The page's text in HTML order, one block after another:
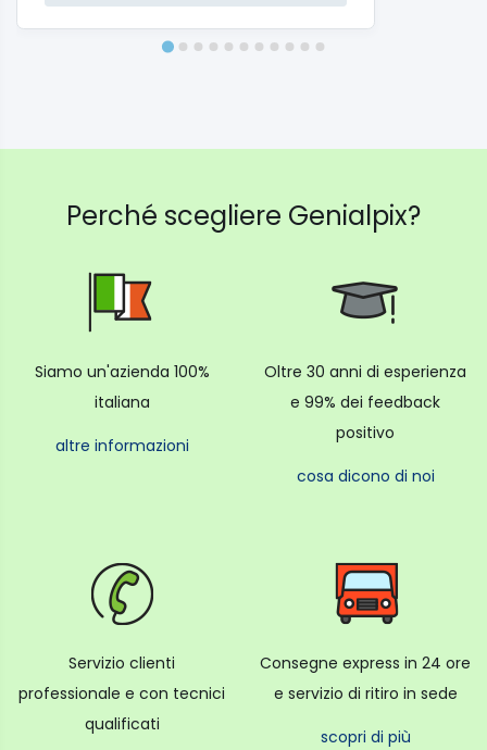
Perché scegliere Genialpix?
Siamo un'azienda 100%
italiana
altre informazioni
Oltre 30 anni di esperienza
e 99% dei feedback
positivo
cosa dicono di noi
Servizio clienti
professionale e con tecnici
qualificati
Consegne express in 24 ore
e servizio di ritiro in sede
scopri di più